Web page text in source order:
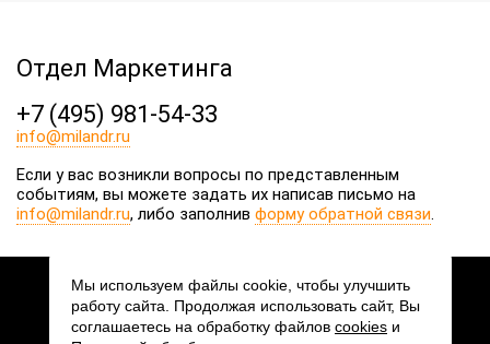
Отдел Маркетинга
+7 (495) 981-54-33
info@milandr.ru
Если у вас возникли вопросы по представленным
событиям, вы можете задать их написав письмо на
info@milandr.ru, либо заполнив форму обратной связи.
2026 © АО «ПКК Миландр»
Мы в соцсетях:
Мы используем файлы cookie, чтобы улучшить
работу сайта. Продолжая использовать сайт, Вы
соглашаетесь на обработку файлов cookies и